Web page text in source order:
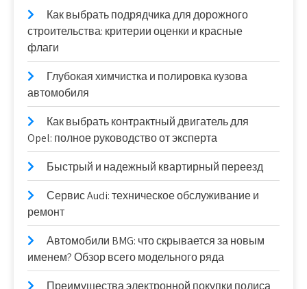
Как выбрать подрядчика для дорожного
строительства: критерии оценки и красные
флаги
Глубокая химчистка и полировка кузова
автомобиля
Как выбрать контрактный двигатель для
Opel: полное руководство от эксперта
Быстрый и надежный квартирный переезд
Сервис Audi: техническое обслуживание и
ремонт
Автомобили BMG: что скрывается за новым
именем? Обзор всего модельного ряда
Преимущества электронной покупки полиса